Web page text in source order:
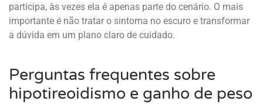
participa, às vezes ela é apenas parte do cenário. O mais
importante é não tratar o sintoma no escuro e transformar
a dúvida em um plano claro de cuidado.
Perguntas frequentes sobre
hipotireoidismo e ganho de peso